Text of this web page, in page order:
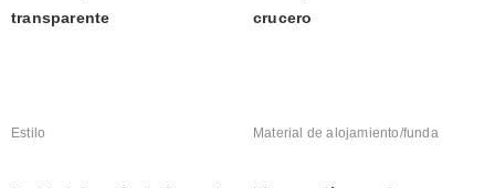
transparente
crucero
Estilo Material de alojamiento/funda